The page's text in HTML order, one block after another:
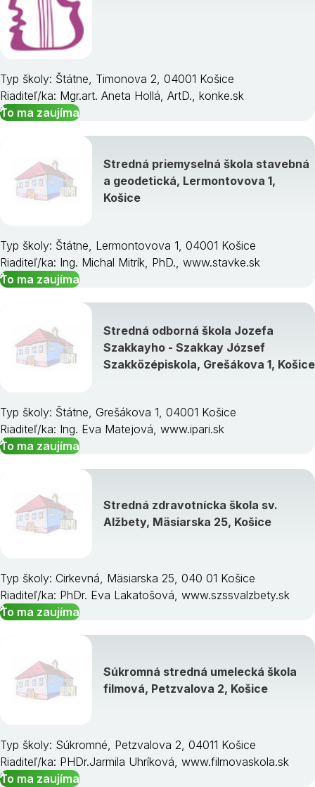
Typ školy: Štátne, Timonova 2, 04001 Košice
Riaditeľ/ka: Mgr.art. Aneta Hollá, ArtD., konke.sk
To ma zaujíma
Stredná priemyselná škola stavebná
a geodetická, Lermontovova 1,
Košice
Typ školy: Štátne, Lermontovova 1, 04001 Košice
Riaditeľ/ka: Ing. Michal Mitrík, PhD., www.stavke.sk
To ma zaujíma
Stredná odborná škola Jozefa
Szakkayho - Szakkay József
Szakközépiskola, Grešákova 1, Košice
Typ školy: Štátne, Grešákova 1, 04001 Košice
Riaditeľ/ka: Ing. Eva Matejová, www.ipari.sk
To ma zaujíma
Stredná zdravotnícka škola sv.
Alžbety, Mäsiarska 25, Košice
Typ školy: Cirkevná, Mäsiarska 25, 040 01 Košice
Riaditeľ/ka: PhDr. Eva Lakatošová, www.szssvalzbety.sk
To ma zaujíma
Súkromná stredná umelecká škola
filmová, Petzvalova 2, Košice
Typ školy: Súkromné, Petzvalova 2, 04011 Košice
Riaditeľ/ka: PHDr.Jarmila Uhríková, www.filmovaskola.sk
To ma zaujíma